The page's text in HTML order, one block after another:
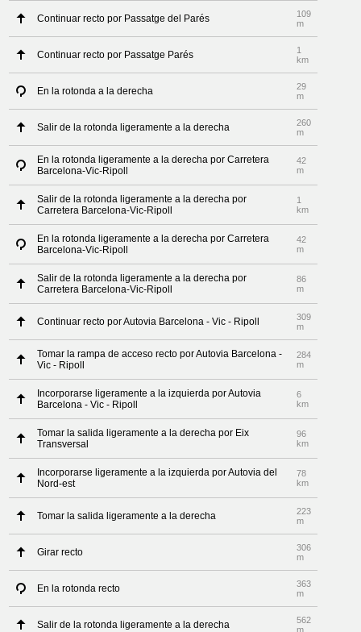
Continuar recto por Passatge del Parés
109
m
Continuar recto por Passatge Parés
1
km
En la rotonda a la derecha
29
m
Salir de la rotonda ligeramente a la derecha
260
m
En la rotonda ligeramente a la derecha por Carretera
Barcelona-Vic-Ripoll
42
m
Salir de la rotonda ligeramente a la derecha por
Carretera Barcelona-Vic-Ripoll
1
km
En la rotonda ligeramente a la derecha por Carretera
Barcelona-Vic-Ripoll
42
m
Salir de la rotonda ligeramente a la derecha por
Carretera Barcelona-Vic-Ripoll
86
m
Continuar recto por Autovia Barcelona - Vic - Ripoll
309
m
Tomar la rampa de acceso recto por Autovia Barcelona -
Vic - Ripoll
284
m
Incorporarse ligeramente a la izquierda por Autovia
Barcelona - Vic - Ripoll
6
km
Tomar la salida ligeramente a la derecha por Eix
Transversal
96
km
Incorporarse ligeramente a la izquierda por Autovia del
Nord-est
78
km
Tomar la salida ligeramente a la derecha
223
m
Girar recto
306
m
En la rotonda recto
363
m
Salir de la rotonda ligeramente a la derecha
562
m